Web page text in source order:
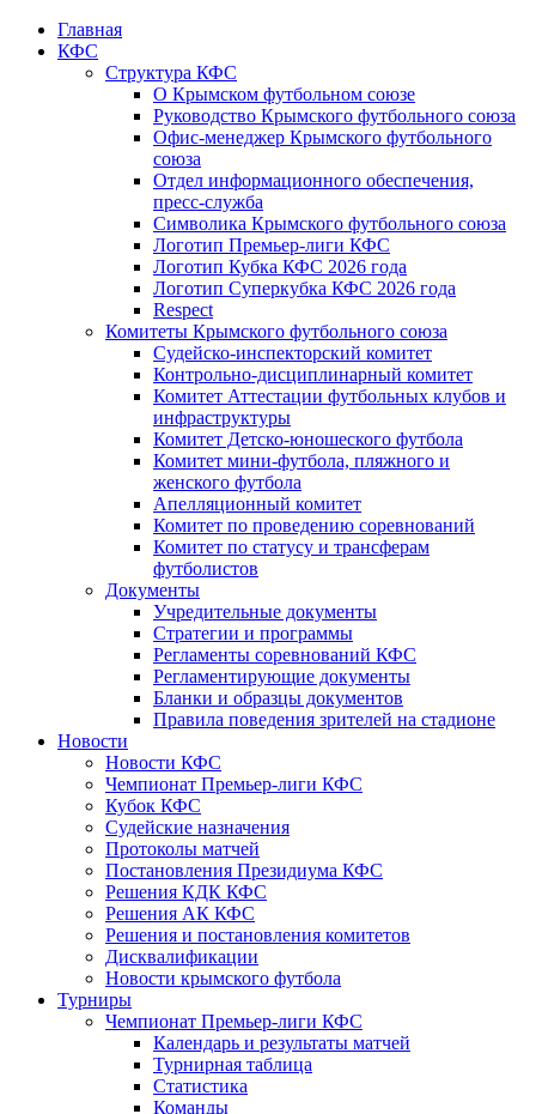
Главная
КФС
Структура КФС
О Крымском футбольном союзе
Руководство Крымского футбольного союза
Офис-менеджер Крымского футбольного
союза
Отдел информационного обеспечения,
пресс-служба
Символика Крымского футбольного союза
Логотип Премьер-лиги КФС
Логотип Кубка КФС 2026 года
Логотип Суперкубка КФС 2026 года
Respect
Комитеты Крымского футбольного союза
Судейско-инспекторский комитет
Контрольно-дисциплинарный комитет
Комитет Аттестации футбольных клубов и
инфраструктуры
Комитет Детско-юношеского футбола
Комитет мини-футбола, пляжного и
женского футбола
Апелляционный комитет
Комитет по проведению соревнований
Комитет по статусу и трансферам
футболистов
Документы
Учредительные документы
Стратегии и программы
Регламенты соревнований КФС
Регламентирующие документы
Бланки и образцы документов
Правила поведения зрителей на стадионе
Новости
Новости КФС
Чемпионат Премьер-лиги КФС
Кубок КФС
Судейские назначения
Протоколы матчей
Постановления Президиума КФС
Решения КДК КФС
Решения АК КФС
Решения и постановления комитетов
Дисквалификации
Новости крымского футбола
Турниры
Чемпионат Премьер-лиги КФС
Календарь и результаты матчей
Турнирная таблица
Статистика
Команды